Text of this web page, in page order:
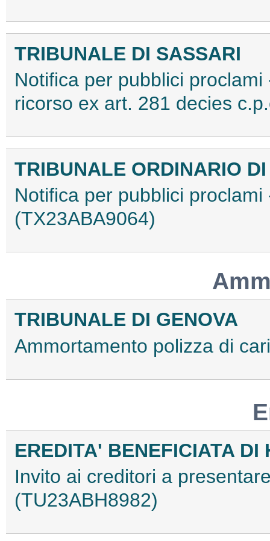
TRIBUNALE DI SASSARI
Notifica per pubblici
ricorso ex art. 281 decies
TRIBUNALE ORDINARIO
Notifica per pubblici
(TX23ABA9064)
TRIBUNALE DI GENOVA
Ammortamento polizza di
EREDITA' BENEFICIATA DI
Invito ai creditori a
(TU23ABH8982)